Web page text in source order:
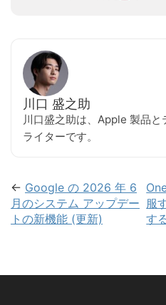
川口 盛之助
川口盛之助は、Apple 製品
ライターです。
← Google の 2026 年 6
月のシステム アップデー
トの新機能 (更新)
服
す